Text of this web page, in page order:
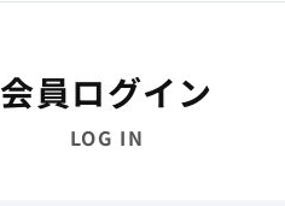
会員ログイン
LOG IN